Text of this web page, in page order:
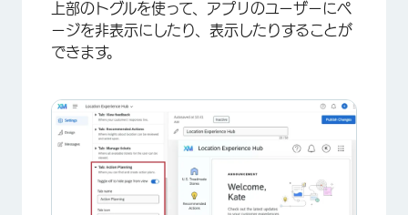
上部のトグルを使って、アプリのユーザーにペ
ージを非表示にしたり、表示したりすることが
できます。